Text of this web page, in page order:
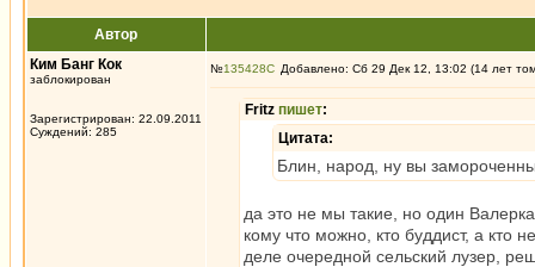
Автор
Ким Банг Кок
заблокирован
Зарегистрирован: 22.09.2011
Суждений: 285
№135428 Добавлено: Сб 29 Дек 12, 13:02 (14 лет
Fritz пишет:
Цитата:
Блин, народ, ну вы
да это не мы такие, но один
кому что можно, кто буддист, а кто
деле очередной сельский лузер,